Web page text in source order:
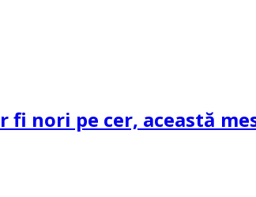
nori pe cer, această